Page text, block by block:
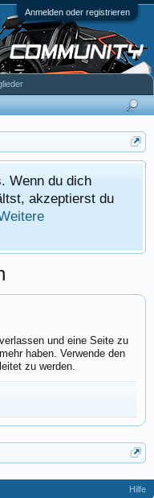
Anmelden oder registrieren
Wenn du dich
akzeptierst du
und eine Seite zu
haben. Verwende den
zu werden.
Hilfe